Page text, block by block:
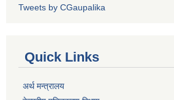
Tweets by CGaupalika
Quick Links
अर्थ मन्त्रालय